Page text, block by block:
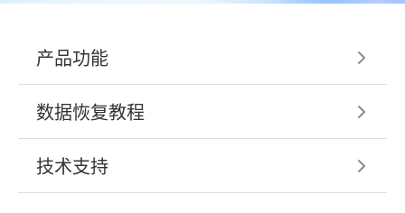
产品功能
数据恢复教程
技术支持